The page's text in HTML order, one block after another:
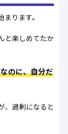
ります。
と楽しめてたか
のに、自分だ
、過剰になると